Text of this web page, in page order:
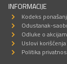
INFORMACIJE
Kodeks
Odustanak-
Odluke o
Uslovi korišćenja
Politika